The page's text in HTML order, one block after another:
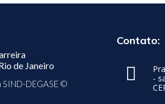
de Janeiro
DEGASE ©
Contato:

-